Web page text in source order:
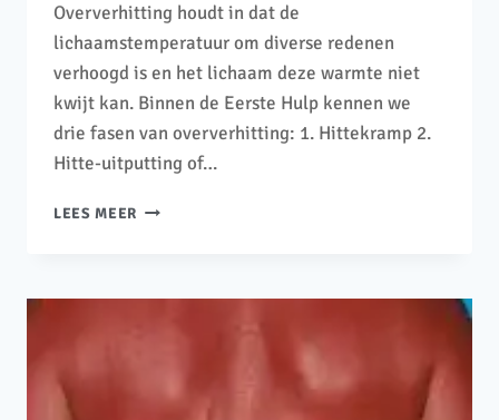
Oververhitting houdt in dat de
lichaamstemperatuur om diverse redenen
verhoogd is en het lichaam deze warmte niet
kwijt kan. Binnen de Eerste Hulp kennen we
drie fasen van oververhitting: 1. Hittekramp 2.
Hitte-uitputting of…
LEES MEER